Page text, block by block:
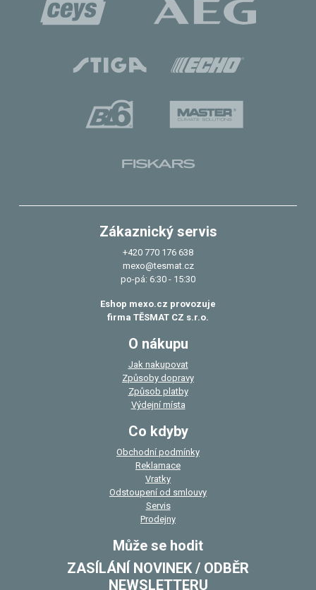
Zákaznický servis
+420 770 176 638
mexo@tesmat.cz
po-pá: 6:30 - 15:30
Eshop mexo.cz provozuje
firma TĚSMAT CZ s.r.o.
O nákupu
Jak nakupovat
Způsoby dopravy
Způsob platby
Výdejní místa
Co kdyby
Obchodní podmínky
Reklamace
Vratky
Odstoupení od smlouvy
Servis
Prodejny
Může se hodit
ZASÍLÁNÍ NOVINEK / ODBĚR
NEWSLETTERU